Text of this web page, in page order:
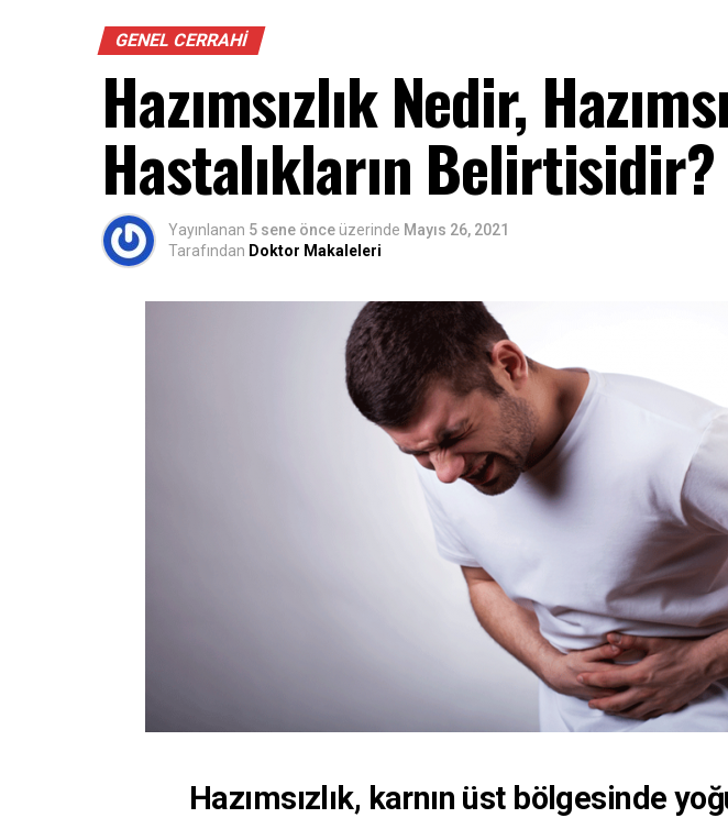
GENEL CERRAHI
Hazımsızlık Nedir,
Hastalıkların Belirtisidir?
Yayınlanan 5 sene önce üzerinde Mayıs 26, 2021
Tarafından Doktor Makaleleri
Hazımsızlık, karnın üst bölgesinde